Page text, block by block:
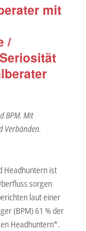
mit
/
BPM. Mit
Verbänden.
Headhuntern ist
sorgen
laut einer
(BPM) 61 % der
Headhuntern*.